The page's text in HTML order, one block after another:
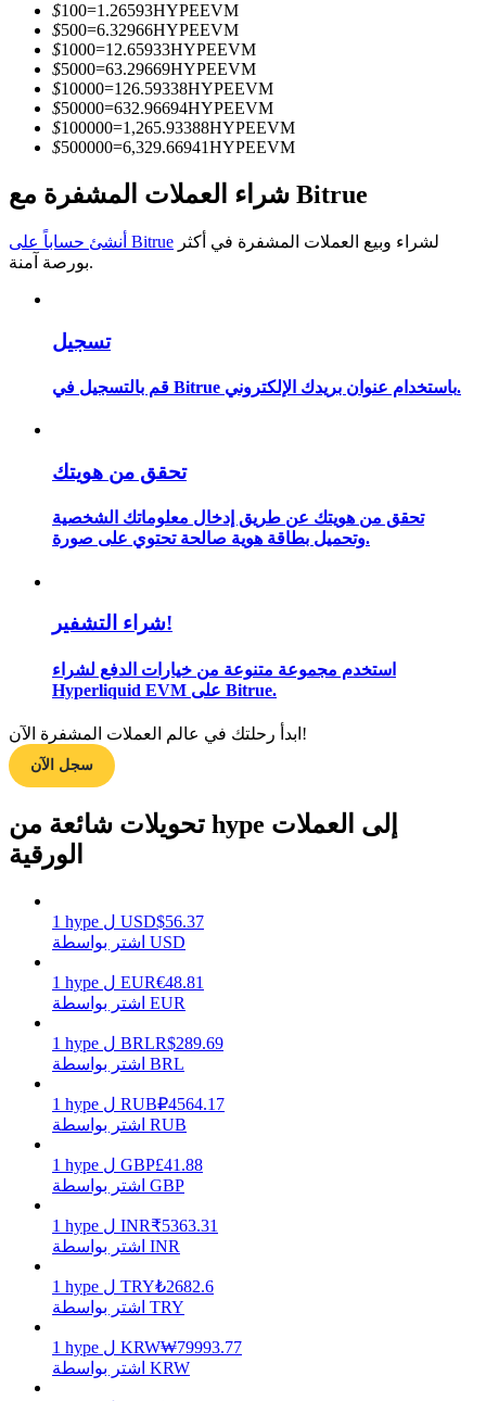
استمتع بتقاسم الأرباح وعمولات نسخ التداول
معلومة
تحليل البيانات الضخمة بما في ذلك المعلومات التجارية، وما
مرشد
استراتيجيات التداول
تعلم كيفية البقاء مربحة
يكسب
خنزير الطاقة
$100=1.26593HYPEEVM
$500=6.32966HYPEEVM
$1000=12.65933HYPEEVM
$5000=63.29669HYPEEVM
$10000=126.59338HYPEEVM
$50000=632.96694HYPEEVM
$100000=1,265.93388HYPEEVM
$500000=6,329.66941HYPEEVM
شراء العملات المشفرة مع Bitrue
أنشئ حساباً على Bitrue
بورصة آمنة.
تسجيل
قم بالتسجيل في Bitrue باستخدام عنوان بريدك الإلكتروني.
تحقق من هويتك
تحقق من هويتك عن طريق إدخال معلوماتك الشخصية
وتحميل بطاقة هوية صالحة تحتوي على صورة.
شراء التشفير!
استخدم مجموعة متنوعة من خيارات الدفع لشراء
Hyperliquid EVM على Bitrue.
ابدأ رحلتك في عالم العملات المشفرة الآن!
سجل الآن
تحويلات شائعة من hype إلى العملات
الورقية
1 hype ل USD$56.37
اشتر بواسطة USD
1 hype ل EUR€48.81
اشتر بواسطة EUR
1 hype ل BRLR$289.69
اشتر بواسطة BRL
1 hype ل RUB₽4564.17
اشتر بواسطة RUB
1 hype ل GBP£41.88
اشتر بواسطة GBP
1 hype ل INR₹5363.31
اشتر بواسطة INR
1 hype ل TRY₺2682.6
اشتر بواسطة TRY
1 hype ل KRW₩79993.77
اشتر بواسطة KRW